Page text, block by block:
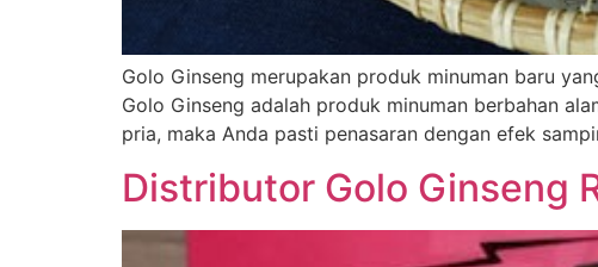
Golo Ginseng merupakan produk minuman baru
Golo Ginseng adalah produk minuman berbahan
pria, maka Anda pasti penasaran dengan efek
Distributor Golo Ginseng